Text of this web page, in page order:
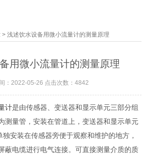
> 浅述饮水设备用微小流量计的测量原理
用微小流量计的测量原理
：2022-05-26 点击次数：4842
计是由传感器、变送器和显示单元三部分组
测量管，安装在管道上，变送器和显示单元
安装在传感器旁便于观察和维护的地方，
蔽电缆进行电气连接。可直接测量介质的质